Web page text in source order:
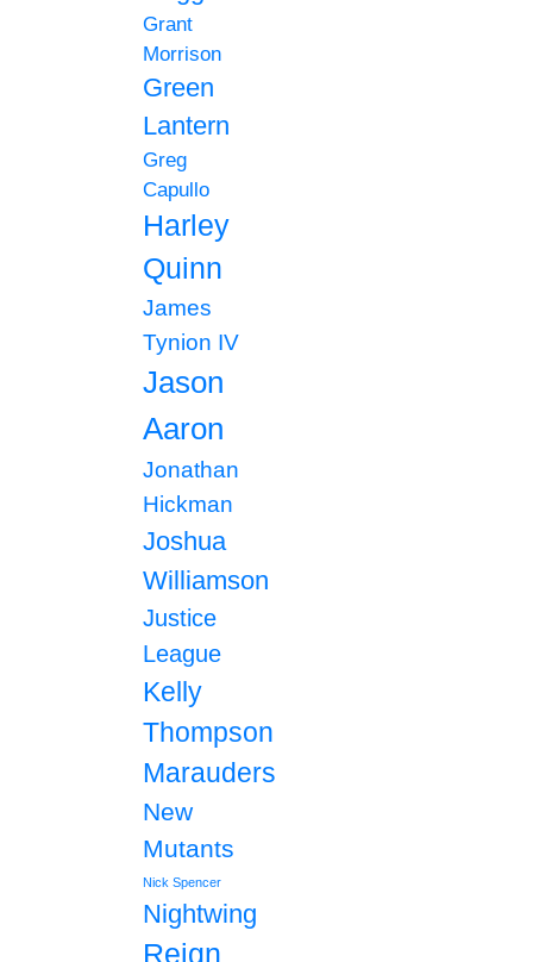
Grant
Morrison
Green
Lantern
Greg
Capullo
Harley
Quinn
James
Tynion IV
Jason
Aaron
Jonathan
Hickman
Joshua
Williamson
Justice
League
Kelly
Thompson
Marauders
New
Mutants
Nick Spencer
Nightwing
Reign